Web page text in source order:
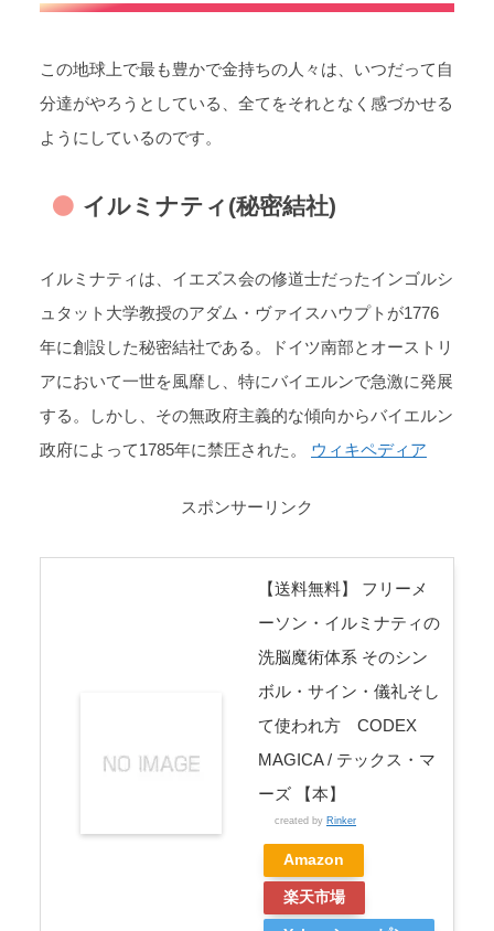
この地球上で最も豊かで金持ちの人々は、いつだって自
分達がやろうとしている、全てをそれとなく感づかせる
ようにしているのです。
イルミナティ(秘密結社)
イルミナティは、イエズス会の修道士だったインゴルシ
ュタット大学教授のアダム・ヴァイスハウプトが1776
年に創設した秘密結社である。ドイツ南部とオーストリ
アにおいて一世を風靡し、特にバイエルンで急激に発展
する。しかし、その無政府主義的な傾向からバイエルン
政府によって1785年に禁圧された。 ウィキペディア
スポンサーリンク
【送料無料】 フリーメ
ーソン・イルミナティの
洗脳魔術体系 そのシン
ボル・サイン・儀礼そし
て使われ方 CODEX
MAGICA / テックス・マ
ーズ 【本】
created by Rinker
Amazon
楽天市場